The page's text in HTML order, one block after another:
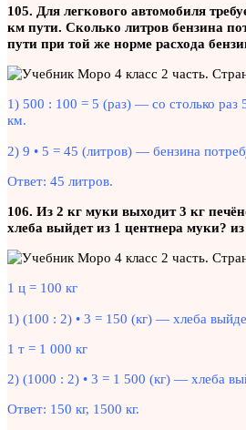
105. Для легкового автомобиля
км пути. Сколько литров бензина
пути при той же норме расхода
1) 500 : 100 = 5 (раз) — со столько
км.
2) 9 • 5 = 45 (литров) — бензина
Ответ: 45 литров.
106. Из 2 кг муки выходит 3 кг
хлеба выйдет из 1 центнера муки?
1 ц = 100 кг
1) (100 : 2) • 3 = 150 (кг) — хлеба
1 т = 1 000 кг
2) (1000 : 2) • 3 = 1 500 (кг) — хлеба
Ответ: 150 кг, 1500 кг.